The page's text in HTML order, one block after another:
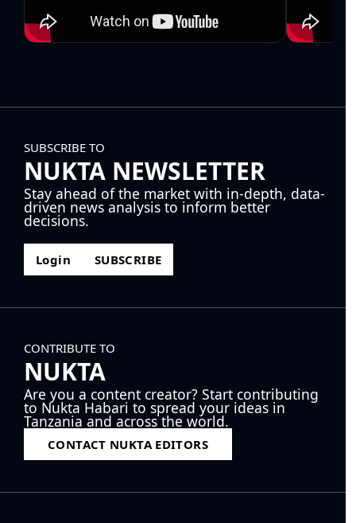
SUBSCRIBE TO
NUKTA NEWSLETTER
Stay ahead of the market with in-depth, data-
driven news analysis to inform better
decisions.
Login SUBSCRIBE
CONTRIBUTE TO
NUKTA
Are you a content creator? Start contributing
to Nukta Habari to spread your ideas in
Tanzania and across the world.
CONTACT NUKTA EDITORS